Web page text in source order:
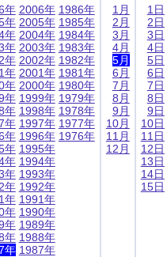
年
年
年
年
年
年
年
年
年
年
年
年
年
年
年
年
年
年
年
年
2006年
2005年
2004年
2003年
2002年
2001年
2000年
1999年
1998年
1997年
1996年
1995年
1994年
1993年
1992年
1991年
1990年
1989年
1988年
1987年
1986年
1985年
1984年
1983年
1982年
1981年
1980年
1979年
1978年
1977年
1976年
1月
2月
3月
4月
5月
6月
7月
8月
9月
10月
11月
12月
1日
2日
3日
4日
5日
6日
7日
8日
9日
10日
11日
12日
13日
14日
15日